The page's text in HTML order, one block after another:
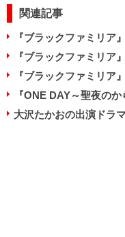
関連記事
『ブラックファミリア
『ブラックファミリア
『ブラックファミリア
『ONE DAY～聖夜の
大沢たかおの出演ドラ